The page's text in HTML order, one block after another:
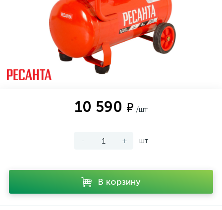
10 590 ₽ /шт
- + шт
В корзину